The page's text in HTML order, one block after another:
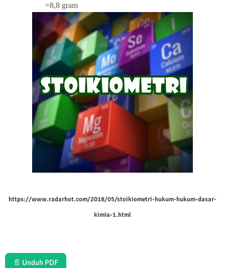
=8,8 gram
https://www.radarhot.com/2018/05/stoikiometri-hukum-hukum-dasar-
kimia-1.html
📄 Unduh PDF